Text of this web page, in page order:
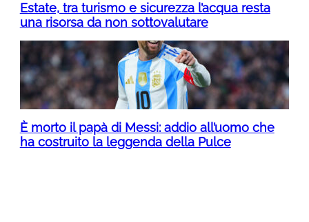
Estate, tra turismo e sicurezza l’acqua resta
una risorsa da non sottovalutare
È morto il papà di Messi: addio all’uomo che
ha costruito la leggenda della Pulce